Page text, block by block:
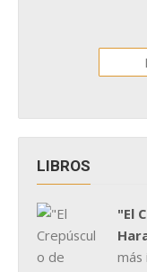
LIBROS
"El
más